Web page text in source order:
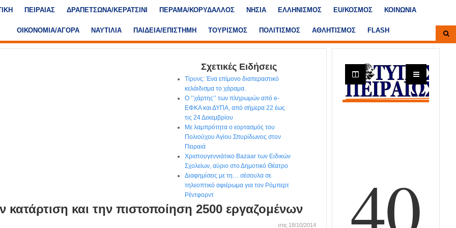
ΠΕΙΡΑΙΑΣ ΔΡΑΠΕΤΣΩΝΑ/ΚΕΡΑΤΣΙΝΙ ΠΕΡΑΜΑ/ΚΟΡΥΔΑΛΛΟΣ ΝΗΣΙΑ ΕΛΛΗΝΙΣΜΟΣ ΕU/ΚΟΣΜΟΣ ΚΟΙΝΩΝΙΑ
ΟΙΚΟΝΟΜΙΑ/ΑΓΟΡΑ ΝΑΥΤΙΛΙΑ ΠΑΙΔΕΙΑ/ΕΠΙΣΤΗΜΗ ΤΟΥΡΙΣΜΟΣ ΠΟΛΙΤΙΣΜΟΣ ΑΘΛΗΤΙΣΜΟΣ FLASH
Σχετικές Ειδήσεις
Τίρυνς: Ένα επίμονο διαπεραστικό
κελάιδισμα το χάραμα.
Ο ‘’χάρτης’’ των πληρωμών από e-
ΕΦΚΑ και ΔΥΠΑ, από σήμερα 22 έως
τις 24 Δεκεμβρίου
Με λαμπρότητα ο εορτασμός του
Πολιούχου Αγίου Σπυρίδωνος στον
Πειραιά
Χριστουγεννιάτικο Bazaar των Ειδικών
Σχολείων, αύριο στο Δημοτικό Θέατρο
Διαφημίσεις με τη… σέσουλα σε
τηλεοπτικό αφιέρωμα για τον Ρόμπερτ
Ρέντφορντ
κατάρτιση και την πιστοποίηση 2500 εργαζομένων
στις 18/10/2014